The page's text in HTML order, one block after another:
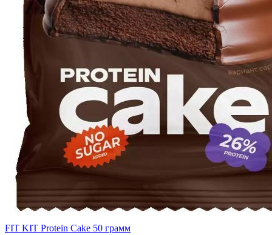
FIT KIT Protein Cake 50 грамм